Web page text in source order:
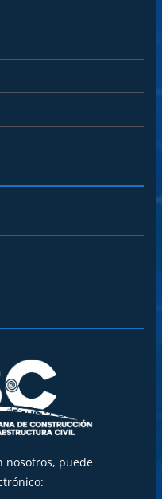
nosotros, puede